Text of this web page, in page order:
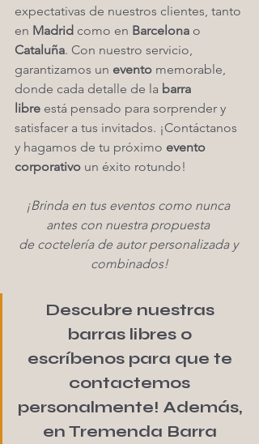
expectativas de nuestros clientes, tanto
en Madrid como en Barcelona o
Cataluña. Con nuestro servicio,
garantizamos un evento memorable,
donde cada detalle de la barra
libre está pensado para sorprender y
satisfacer a tus invitados. ¡Contáctanos
y hagamos de tu próximo evento
corporativo un éxito rotundo!
¡Brinda en tus eventos como nunca
antes con nuestra propuesta
de coctelería de autor personalizada y
combinados!
Descubre nuestras
barras libres o
escríbenos para que te
contactemos
personalmente! Además,
en Tremenda Barra